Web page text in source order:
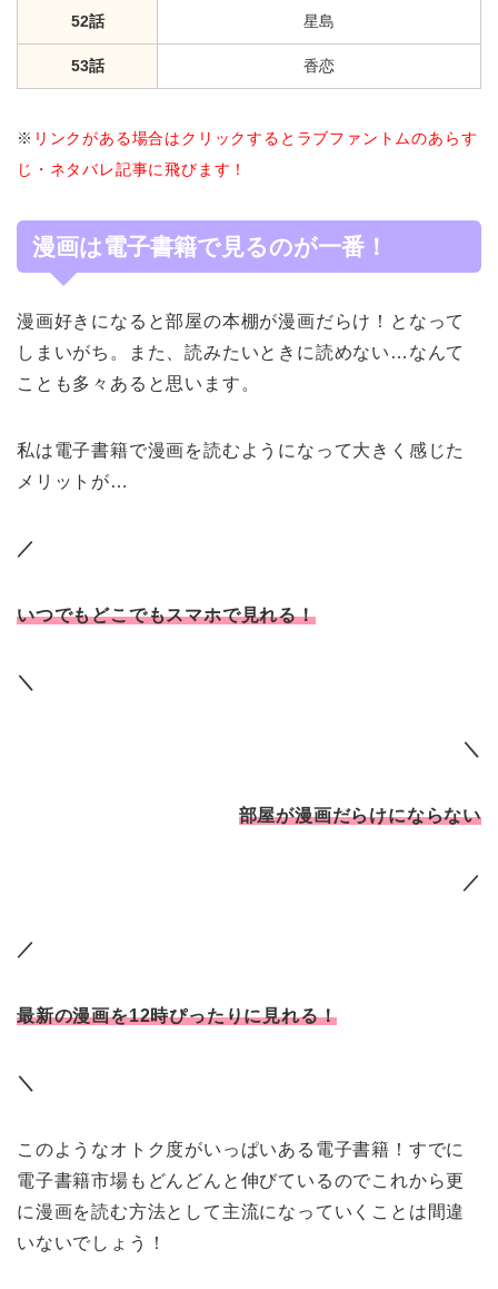
52話 星島
53話 香恋
※ リンクがある場合はクリックするとラブファントムのあらす
じ・ネタバレ記事に飛びます！
漫画は電子書籍で見るのが一番！
漫画好きになると部屋の本棚が漫画だらけ！となって
しまいがち。また、読みたいときに読めない…なんて
ことも多々あると思います。
私は電子書籍で漫画を読むようになって大きく感じた
メリットが…
／
いつでもどこでもスマホで見れる！
＼
＼
部屋が漫画だらけにならない
／
／
最新の漫画を12時ぴったりに見れる！
＼
このようなオトク度がいっぱいある電子書籍！すでに
電子書籍市場もどんどんと伸びているのでこれから更
に漫画を読む方法として主流になっていくことは間違
いないでしょう！